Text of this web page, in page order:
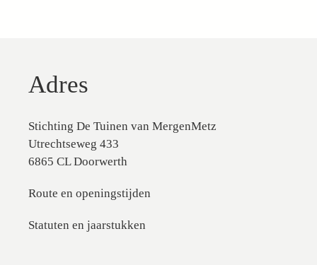
Adres
Stichting De Tuinen van MergenMetz
Utrechtseweg 433
6865 CL Doorwerth
Route en openingstijden
Statuten en jaarstukken